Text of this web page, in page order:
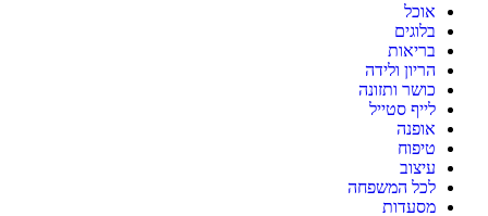
אוכל
בלוגים
בריאות
הריון ולידה
כושר ותזונה
לייף סטייל
אופנה
טיפוח
עיצוב
לכל המשפחה
מסעדות